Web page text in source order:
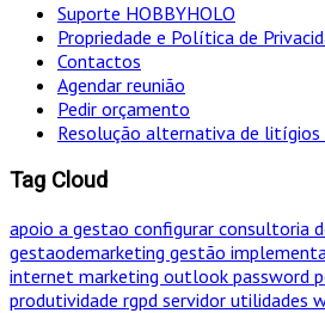
Suporte HOBBYHOLO
Propriedade e Política de
Contactos
Agendar reunião
Pedir orçamento
Resolução alternativa de litígios
Tag Cloud
apoio a gestao configurar consultoria
gestaodemarketing gestão
internet marketing outlook password
produtividade rgpd servidor utilidades